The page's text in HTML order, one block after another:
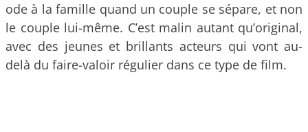
ode à la famille quand un couple se sépare, et non
le couple lui-même. C’est malin autant qu’original,
avec des jeunes et brillants acteurs qui vont au-
delà du faire-valoir régulier dans ce type de film.